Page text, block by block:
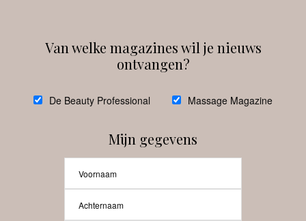
debeautyprofessional
Van welke magazines wil je nieuws
ontvangen?
De Beauty Professional Massage Magazine
Mijn gegevens